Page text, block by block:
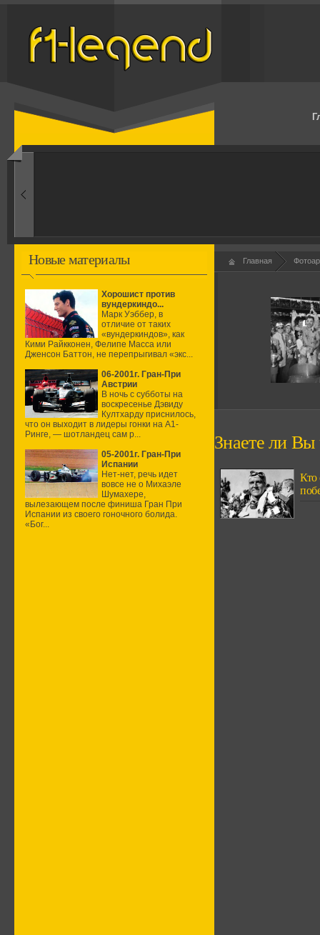
1960-ые
Новые материалы
Хорошист против
вундеркиндо...
Марк Уэббер, в
отличие от таких
«вундеркиндов», как
Кими Райкконен, Фелипе Масса или
Дженсон Баттон, не перепрыгивал «экс...
06-2001г. Гран-При
Австрии
В ночь с субботы на
воскресенье Дэвиду
Култхарду приснилось,
что он выходит в лидеры гонки на А1-
Ринге, — шотландец сам р...
05-2001г. Гран-При
Испании
Нет-нет, речь идет
вовсе не о Михаэле
Шумахере,
вылезающем после финиша Гран При
Испании из своего гоночного болида.
«Бог...
Главная
Знаете ли Вы
Кто